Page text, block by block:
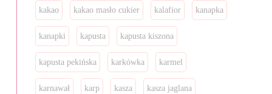
kakao kakao masło cukier kalafior kanapka
kanapki kapusta kapusta kiszona
kapusta pekińska karkówka karmel
karnawał karp kasza kasza jaglana